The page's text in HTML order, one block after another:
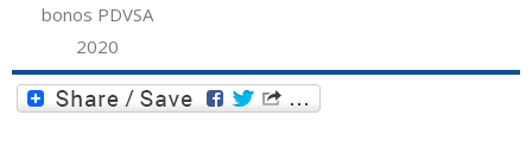
bonos PDVSA
2020